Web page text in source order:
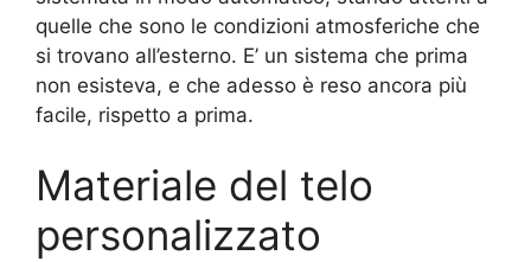
quelle che sono le condizioni atmosferiche che
si trovano all’esterno. E’ un sistema che prima
non esisteva, e che adesso è reso ancora più
facile, rispetto a prima.
Materiale del telo
personalizzato